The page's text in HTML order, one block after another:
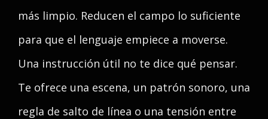
más limpio. Reducen el campo lo suficiente
para que el lenguaje empiece a moverse.
Una instrucción útil no te dice qué pensar.
Te ofrece una escena, un patrón sonoro, una
regla de salto de línea o una tensión entre